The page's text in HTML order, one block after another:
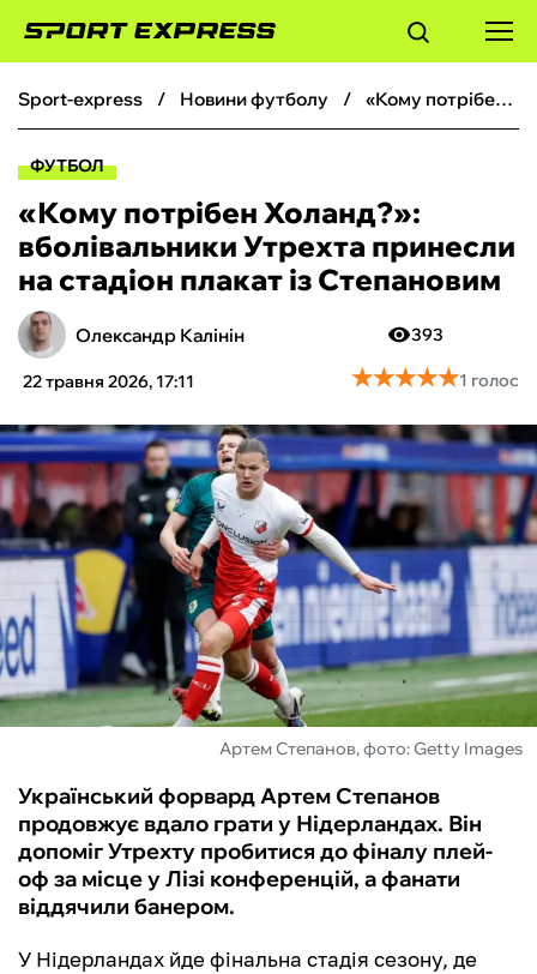
ФУТБОЛ
БОКС
ХОКЕЙ
ТЕНІС
КІБЕРСПОРТ
ЧС-2026
ФУТЗАЛ
ІНШІ
БУКМЕКЕРИ
sport-express новини футболу «Кому потрібен Холанд?»: вболівальники Утрехта принесли на стадіон плакат із Степановим
ФУТБОЛ
«Кому потрібен Холанд?»:
вболівальники Утрехта принесли
на стадіон плакат із Степановим
Олександр Калінін
22 травня 2026, 17:11
393
★★★★★
★★★★★1 голос
Артем Степанов, фото: Getty Images
Український форвард Артем Степанов
продовжує вдало грати у Нідерландах. Він
допоміг Утрехту пробитися до фіналу плей-
оф за місце у Лізі конференцій, а фанати
віддячили банером.
У Нідерландах йде фінальна стадія сезону, де